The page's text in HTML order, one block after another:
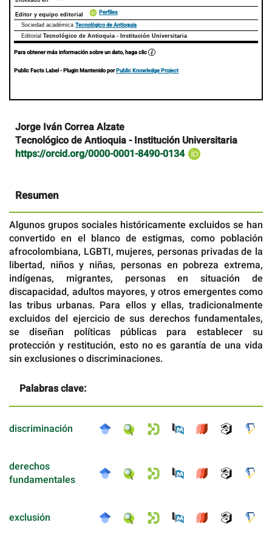
Editor y equipo editorial Perfiles
Sociedad académica Tecnológico de Antioquia
Editorial Tecnológico de Antioquia - Institución Universitaria
Para obtener más información sobre un dato, haga clic
Public Facts Label- Plugin Mantenido porPublic Knowledge Project
Contenido
principal
del
artículo
Jorge Iván Correa Alzate
Tecnológico de Antioquia - Institución Universitaria
https://orcid.org/0000-0001-8490-0134
Resumen
Algunos grupos sociales históricamente excluidos se han
convertido en el blanco de estigmas, como población
afrocolombiana, LGBTI, mujeres, personas privadas de la
libertad, niños y niñas, personas en pobreza extrema,
indígenas, migrantes, personas en situación de
discapacidad, adultos mayores, y otros emergentes como
las tribus urbanas. Para ellos y ellas, tradicionalmente
excluidos del ejercicio de sus derechos fundamentales,
se diseñan políticas públicas para establecer su
protección y restitución, esto no es garantía de una vida
sin exclusiones o discriminaciones.
Palabras clave:
discriminación
derechos
fundamentales
exclusión